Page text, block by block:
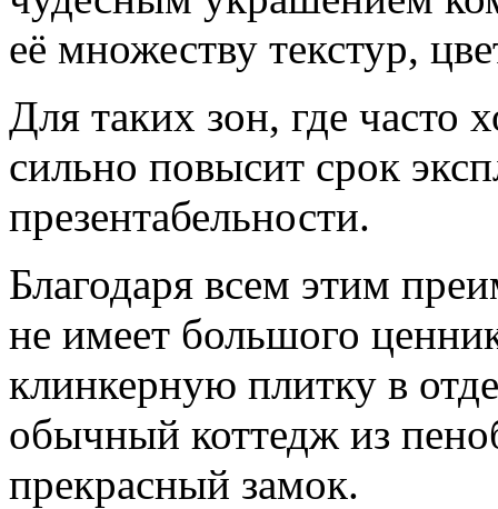
её множеству текстур,
Для таких зон, где часто
сильно повысит срок
презентабельности.
Благодаря всем этим
не имеет большого
клинкерную плитку в
обычный коттедж из
прекрасный замок.